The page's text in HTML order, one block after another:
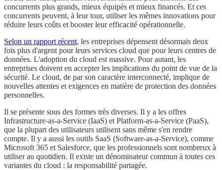
concurrents plus grands, mieux équipés et mieux financés. Et ces
concurrents peuvent, à leur tour, utiliser les mêmes innovations pour
réduire leurs coûts et booster leur efficacité opérationnelle.
Selon un rapport récent, les entreprises dépensent désormais deux
fois plus d'argent pour leurs services cloud que pour leurs centres de
données. L'adoption du cloud est massive. Pour autant, les
entreprises doivent en accepter les implications du point de vue de la
sécurité. Le cloud, de par son caractère interconnecté, implique de
nouvelles attentes et exigences en matière de protection des données
personnelles.
Il se présente sous des formes très diverses. Il y a les offres
Infrastructure-as-a-Service (IaaS) et Platform-as-a-Service (PaaS),
que la plupart des utilisateurs utilisent sans même s'en rendre
compte. Il y a aussi les outils SaaS (Software-as-a-Service), comme
Microsoft 365 et Salesforce, que les professionnels sont nombreux à
utiliser au quotidien. Il existe un dénominateur commun à toutes ces
variantes du cloud : la responsabilité partagée.